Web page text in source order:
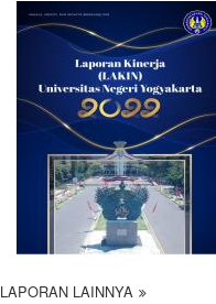
LAPORAN LAINNYA